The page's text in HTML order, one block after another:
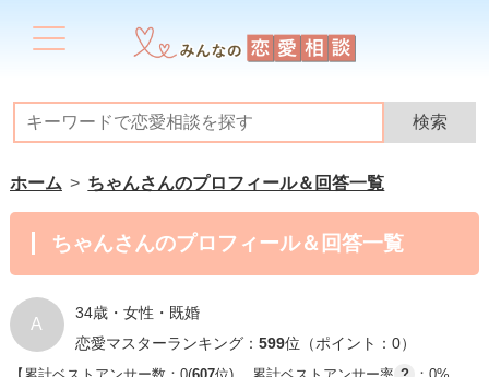
ホーム ちゃんさんのプロフィール＆回答一覧
ちゃんさんのプロフィール＆回答一覧
A
34歳・女性・既婚
恋愛マスターランキング： 599位（ポイント：0）